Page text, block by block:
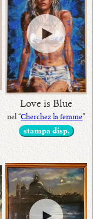
Love is Blue
nel “Cherchez la femme”
stampa disp.